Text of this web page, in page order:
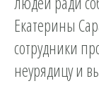
Екатерины
сотрудники
неурядицу и